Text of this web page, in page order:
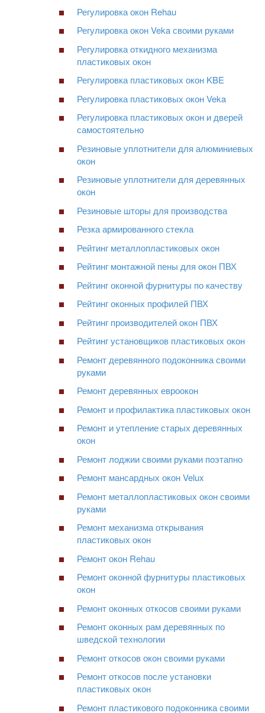
Регулировка окон Rehau
Регулировка окон Veka своими руками
Регулировка откидного механизма
пластиковых окон
Регулировка пластиковых окон KBE
Регулировка пластиковых окон Veka
Регулировка пластиковых окон и дверей
самостоятельно
Резиновые уплотнители для алюминиевых
окон
Резиновые уплотнители для деревянных
окон
Резиновые шторы для производства
Резка армированного стекла
Рейтинг металлопластиковых окон
Рейтинг монтажной пены для окон ПВХ
Рейтинг оконной фурнитуры по качеству
Рейтинг оконных профилей ПВХ
Рейтинг производителей окон ПВХ
Рейтинг установщиков пластиковых окон
Ремонт деревянного подоконника своими
руками
Ремонт деревянных евроокон
Ремонт и профилактика пластиковых окон
Ремонт и утепление старых деревянных
окон
Ремонт лоджии своими руками поэтапно
Ремонт мансардных окон Velux
Ремонт металлопластиковых окон своими
руками
Ремонт механизма открывания
пластиковых окон
Ремонт окон Rehau
Ремонт оконной фурнитуры пластиковых
окон
Ремонт оконных откосов своими руками
Ремонт оконных рам деревянных по
шведской технологии
Ремонт откосов окон своими руками
Ремонт откосов после установки
пластиковых окон
Ремонт пластикового подоконника своими